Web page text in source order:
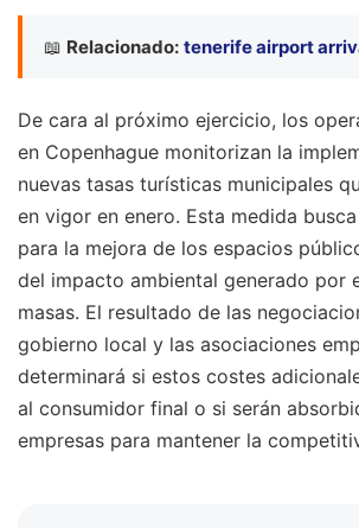
📖 Relacionado: tenerife airport
De cara al próximo ejercicio, los
en Copenhague monitorizan la
nuevas tasas turísticas municipales
en vigor en enero. Esta medida
para la mejora de los espacios
del impacto ambiental generado por
masas. El resultado de las
gobierno local y las asociaciones
determinará si estos costes
al consumidor final o si serán
empresas para mantener la